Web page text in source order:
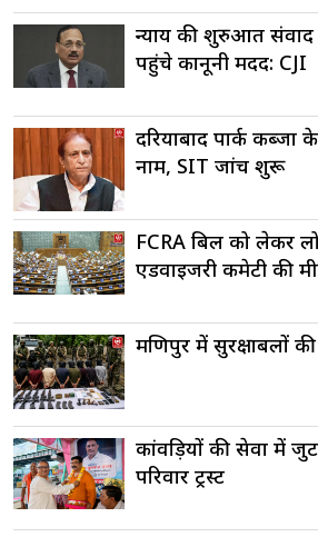
न्याय की शुरुआत
पहुंचे कानूनी मदद: CJI
दरियाबाद पार्क
नाम, SIT जांच शुरू
FCRA बिल को लेकर
एडवाइजरी कमेटी की
मणिपुर में सुरक्षाबलों की
कांवड़ियों की सेवा में
परिवार ट्रस्ट